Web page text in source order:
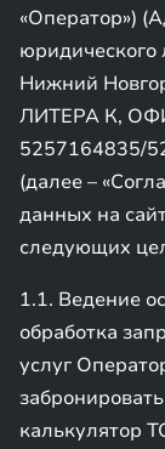
«Оператор»)
юридического
Нижний
ЛИТЕРА К,
5257164835/
(далее –
данных на
следующих
1.1. Ведение
обработка
услуг
калькулятор